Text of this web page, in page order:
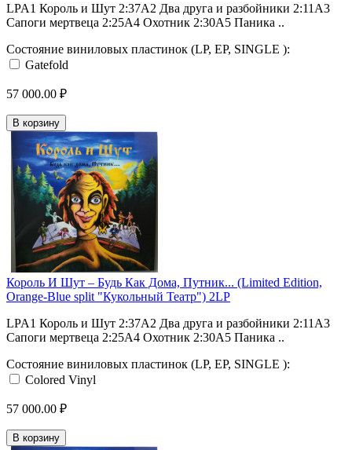
LPA1 Король и Шут 2:37A2 Два друга и разбойники 2:11A3
Сапоги мертвеца 2:25A4 Охотник 2:30A5 Паника ..
Состояние виниловых пластинок (LP, EP, SINGLE ):
Gatefold
57 000.00 ₽
В корзину
Король И Шут ‎– Будь Как Дома, Путник... (Limited Edition,
Orange-Blue split "Кукольный Театр") 2LP
LPA1 Король и Шут 2:37A2 Два друга и разбойники 2:11A3
Сапоги мертвеца 2:25A4 Охотник 2:30A5 Паника ..
Состояние виниловых пластинок (LP, EP, SINGLE ):
Colored Vinyl
57 000.00 ₽
В корзину